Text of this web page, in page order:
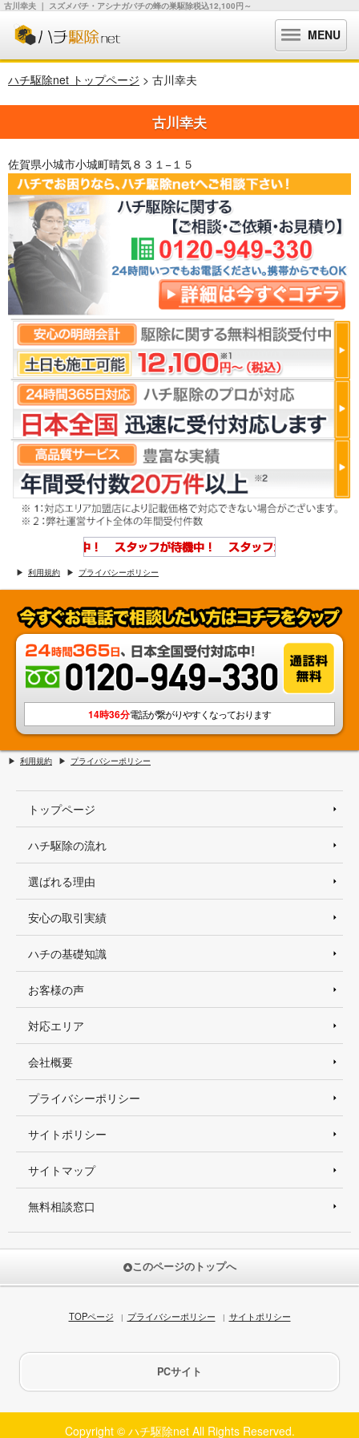
古川幸夫 ｜ スズメバチ・アシナガバチの蜂の巣駆除税込12,100円～
MENU
ハチ駆除net トップページ > 古川幸夫
古川幸夫
佐賀県小城市小城町晴気８３１−１５
利用規約 プライバシーポリシー
14時36分電話が繋がりやすくなっております
利用規約 プライバシーポリシー
トップページ
ハチ駆除の流れ
選ばれる理由
安心の取引実績
ハチの基礎知識
お客様の声
対応エリア
会社概要
プライバシーポリシー
サイトポリシー
サイトマップ
無料相談窓口
このページのトップへ
TOPページ プライバシーポリシー サイトポリシー
PCサイト
Copyright © ハチ駆除net All Rights Reserved.